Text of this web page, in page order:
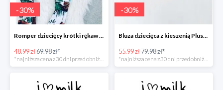
-30%
Romper dziecięcy krótki rękaw "leopard" -30%
48.99 zł69.98 zł*
-30%
Bluza dziecięca z kieszenią Plush Beżowa -30%
55.99 zł79.98 zł*